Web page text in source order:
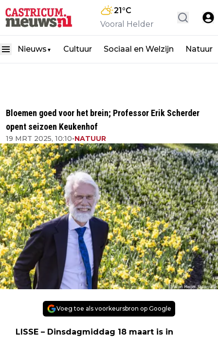
21°C
Vooral Helder
Nieuws ▼ Cultuur Sociaal en Welzijn Natuur
Bloemen goed voor het brein; Professor Erik Scherder
opent seizoen Keukenhof
19 MRT 2025, 10:10•NATUUR
Voeg toe als voorkeursbron op Google
LISSE – Dinsdagmiddag 18 maart is in